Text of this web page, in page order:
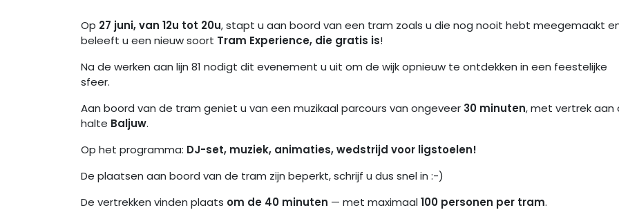
Op 27 juni, van 12u tot 20u, stapt u aan boord van een tram zoals u die nog nooit hebt meegemaakt
beleeft u een nieuw soort Tram Experience, die gratis is!
Na de werken aan lijn 81 nodigt dit evenement u uit om de wijk opnieuw te ontdekken in een feestelijke
sfeer.
Aan boord van de tram geniet u van een muzikaal parcours van ongeveer 30 minuten, met vertrek aan
halte Baljuw.
Op het programma: DJ-set, muziek, animaties, wedstrijd voor ligstoelen!
De plaatsen aan boord van de tram zijn beperkt, schrijf u dus snel in :-)
De vertrekken vinden plaats om de 40 minuten — met maximaal100 personen per tram.